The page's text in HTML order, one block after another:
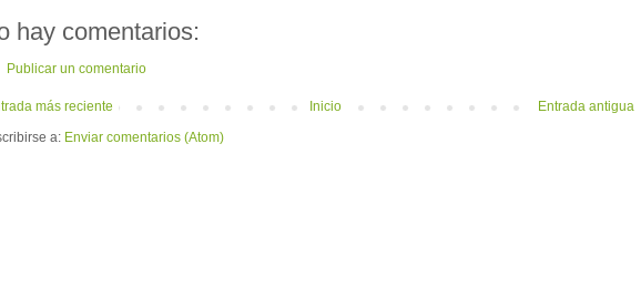
hay comentarios:
Publicar un comentario
más reciente Entrada antigua
Inicio
a: Enviar comentarios (Atom)